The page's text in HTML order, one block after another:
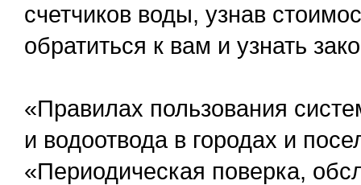
счетчиков воды, узнав
обратиться к вам и узнать
«Правилах пользования
и водоотвода в городах и
«Периодическая поверка,